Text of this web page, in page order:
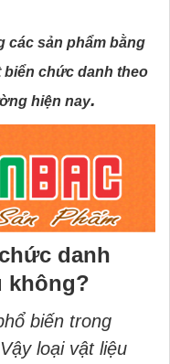
các sản phẩm bằng
biển chức danh theo
hiện nay.
danh
không?
biến trong
loại vật liệu